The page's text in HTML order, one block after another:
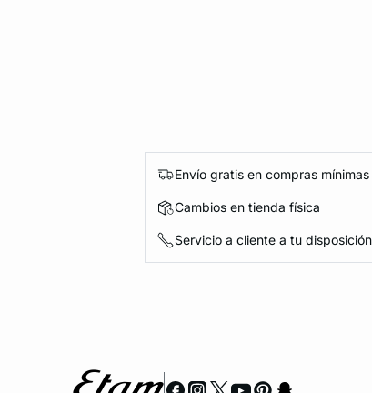
Envío gratis en compras
Cambios en tienda física
Servicio a cliente a tu disposición